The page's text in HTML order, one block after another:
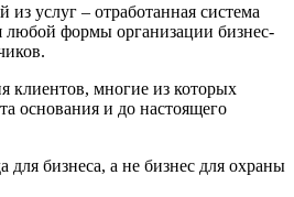
из услуг – отработанная система
любой формы организации бизнес-
клиентов, многие из которых
основания и до настоящего
для бизнеса, а не бизнес для охраны